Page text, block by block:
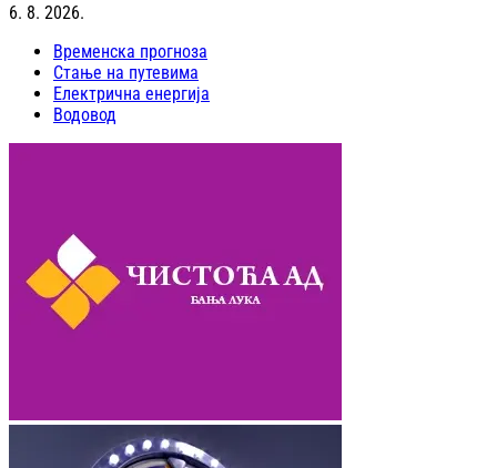
6. 8. 2026.
Временска прогноза
Стање на путевима
Електрична енергија
Водовод